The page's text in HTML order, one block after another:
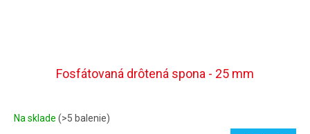
Fosfátovaná drôtená spona - 25 mm
Na sklade (>5 balenie)